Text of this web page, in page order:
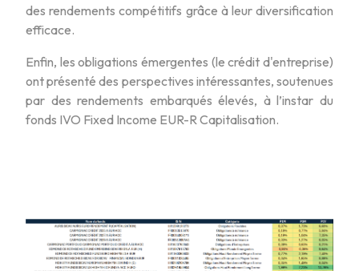
des rendements compétitifs grâce à leur diversification
efficace.
Enfin, les obligations émergentes (le crédit d'entreprise)
ont présenté des perspectives intéressantes, soutenues
par des rendements embarqués élevés, à l’instar du
fonds IVO Fixed Income EUR-R Capitalisation.